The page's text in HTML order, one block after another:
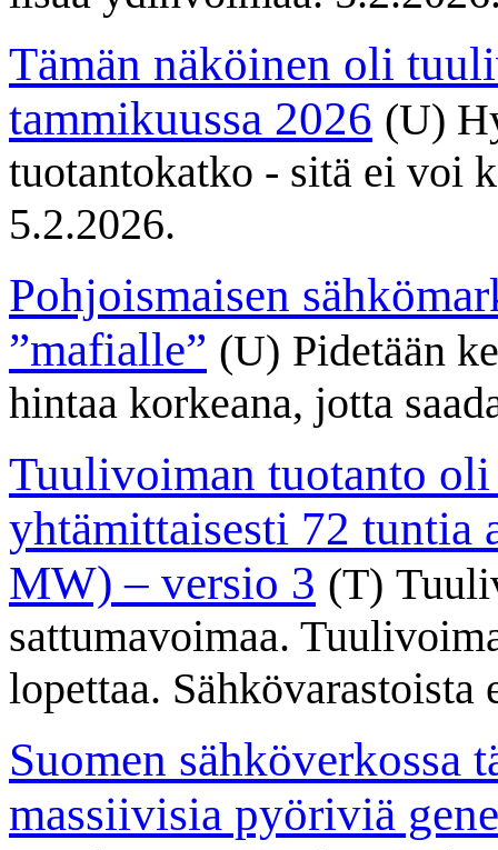
Tämän näköinen oli
tammikuussa 2026 (U)
tuotantokatko - sitä ei voi
5.2.2026.
Pohjoismaisen
”mafialle” (U) Pidetään
hintaa korkeana, jotta
Tuulivoiman tuotanto
yhtämittaisesti 72 tuntia
MW) – versio 3 (T)
sattumavoimaa.
lopettaa. Sähkövarastoista
Suomen sähköverkossa
massiivisia pyöriviä